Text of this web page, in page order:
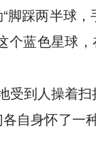
踩两半球
个蓝色星球
到人操着扫
自身怀了一